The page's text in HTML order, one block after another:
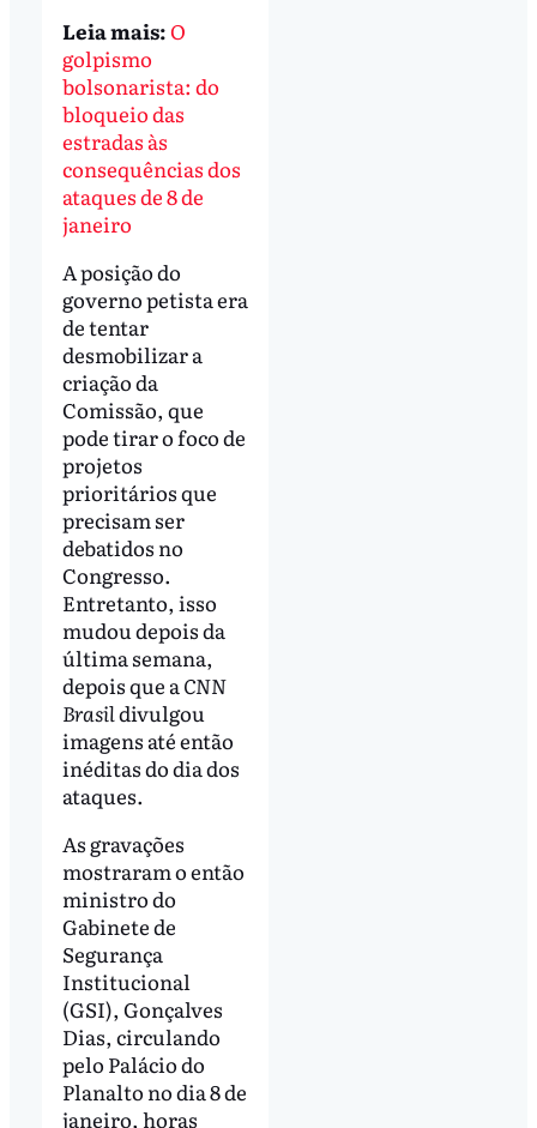
Leia mais:O
golpismo
bolsonarista: do
bloqueio das
estradas às
consequências dos
ataques de 8 de
janeiro
A posição do
governo petista era
de tentar
desmobilizar a
criação da
Comissão, que
pode tirar o foco de
projetos
prioritários que
precisam ser
debatidos no
Congresso.
Entretanto, isso
mudou depois da
última semana,
depois que aCNN
Brasildivulgou
imagens até então
inéditas do dia dos
ataques.
As gravações
mostraram o então
ministro do
Gabinete de
Segurança
Institucional
(GSI), Gonçalves
Dias, circulando
pelo Palácio do
Planalto no dia 8 de
janeiro, horas